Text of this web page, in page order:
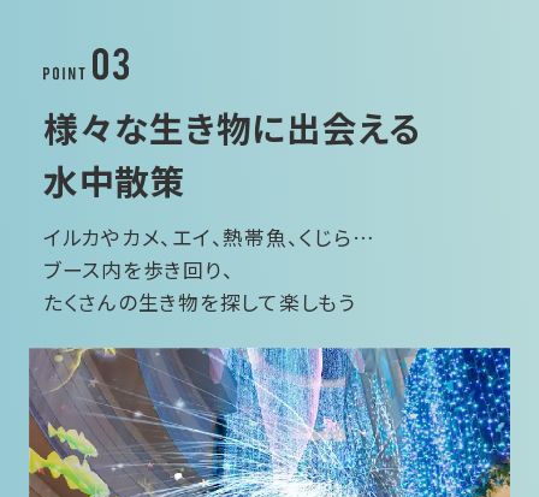
様々な生き物に出会える
水中散策
イルカやカメ、エイ、熱帯魚、くじら…
ブース内を歩き回り、
たくさんの生き物を探して楽しもう